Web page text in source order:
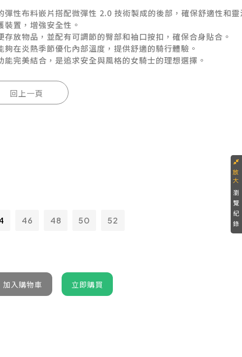
彈性布料嵌片搭配微彈性 2.0 技術製成的後部，確保舒適性和
置，增強安全性。
存放物品，並配有可調節的臀部和袖口按扣，確保合身貼合。
夠在炎熱季節優化內部溫度，提供舒適的騎行體驗。
能完美結合，是追求安全與風格的女騎士的理想選擇。
46 48 50 52
瀏
覽
紀
錄